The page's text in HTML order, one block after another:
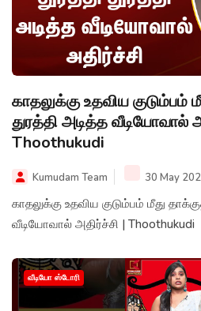
காதலுக்கு உதவிய குடும்பம்
துரத்தி அடித்த வீடியோவால்
Thoothukudi
Kumudam Team 30 May
காதலுக்கு உதவிய குடும்பம் மீது
வீடியோவால் அதிர்ச்சி | Thoothukudi
வீடியோ ஸ்டோரி